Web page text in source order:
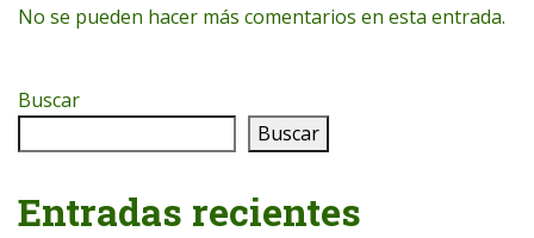
No se pueden hacer más comentarios en esta entrada.
Buscar
Buscar
Entradas recientes